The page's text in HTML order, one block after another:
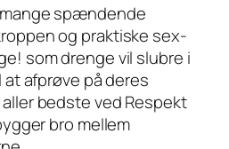
spændende
og praktiske sex-
som drenge vil slubre i
afprøve på deres
bedste ved Respekt
bro mellem